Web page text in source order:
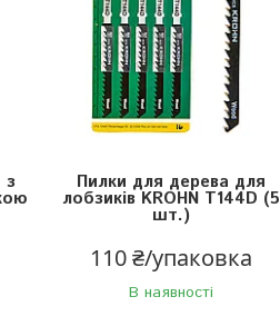
з Пилки для дерева для
лобзиків KROHN T144D (5
шт.)
110 ₴/упаковка
В наявності